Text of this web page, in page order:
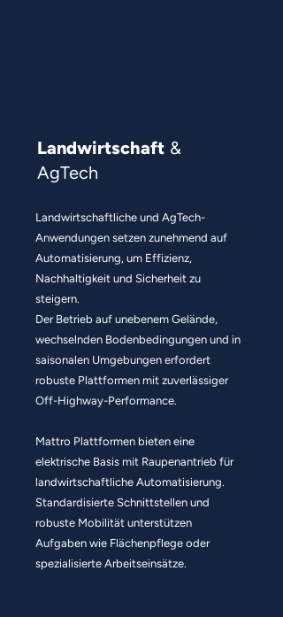
Landwirtschaft &
AgTech
Landwirtschaftliche und AgTech-
Anwendungen setzen zunehmend auf
Automatisierung, um Effizienz,
Nachhaltigkeit und Sicherheit zu
steigern.
Der Betrieb auf unebenem Gelände,
wechselnden Bodenbedingungen und in
saisonalen Umgebungen erfordert
robuste Plattformen mit zuverlässiger
Off-Highway-Performance.
Mattro Plattformen bieten eine
elektrische Basis mit Raupenantrieb für
landwirtschaftliche Automatisierung.
Standardisierte Schnittstellen und
robuste Mobilität unterstützen
Aufgaben wie Flächenpflege oder
spezialisierte Arbeitseinsätze.